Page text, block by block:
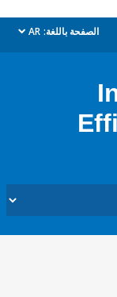
باللغة: AR
dropdown